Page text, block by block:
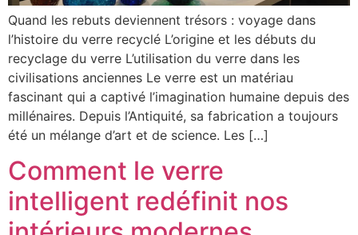
Quand les rebuts deviennent trésors : voyage dans
l’histoire du verre recyclé L’origine et les débuts du
recyclage du verre L’utilisation du verre dans les
civilisations anciennes Le verre est un matériau
fascinant qui a captivé l’imagination humaine depuis des
millénaires. Depuis l’Antiquité, sa fabrication a toujours
été un mélange d’art et de science. Les […]
Comment le verre
intelligent redéfinit nos